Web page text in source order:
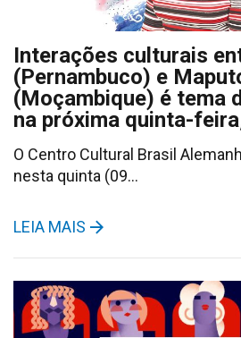
Interações culturais
(Pernambuco) e
(Moçambique) é tema
na próxima quinta-
O Centro Cultural Brasil
nesta quinta (09…
LEIA MAIS